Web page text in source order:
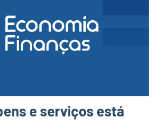
e serviços está